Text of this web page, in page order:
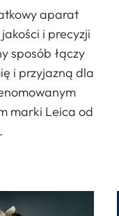
aparat
i precyzji
sposób łączy
i przyjazną dla
marki Leica od